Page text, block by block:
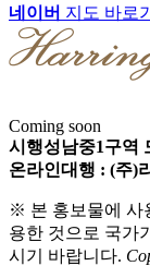
네이버 지도 바로
Coming soon
시행성남중1구역
온라인대행 : (주)
※ 본 홍보물에 사
용한 것으로 국가
시기 바랍니다.